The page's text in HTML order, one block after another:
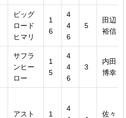
ビッグ
ロード
ヒマリ
1
6
4
4
6
5
田辺
裕信
サフラ
ンヒー
ロー
1
5
4
4
6
3
内田
博幸
アスト
1
4
佐々